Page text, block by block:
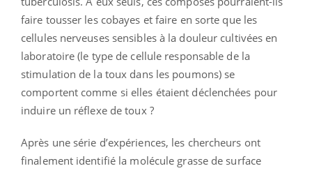
faire tousser les cobayes et faire en sorte que les
cellules nerveuses sensibles à la douleur cultivées en
laboratoire (le type de cellule responsable de la
stimulation de la toux dans les poumons) se
comportent comme si elles étaient déclenchées pour
induire un réflexe de toux ?
Après une série d’expériences, les chercheurs ont
finalement identifié la molécule grasse de surface